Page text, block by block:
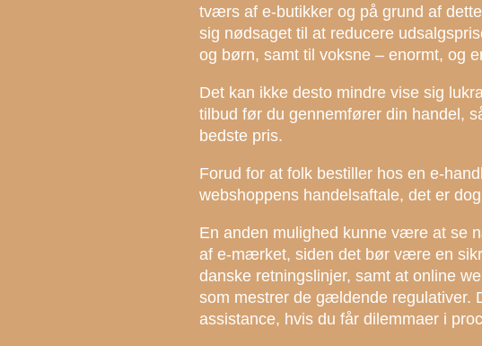
tværs af e-butikker og på grund af
sig nødsaget til at reducere
og børn, samt til voksne – enormt, og
Det kan ikke desto mindre vise sig
tilbud før du gennemfører din handel,
bedste pris.
Forud for at folk bestiller hos en e-
webshoppens handelsaftale, det er
En anden mulighed kunne være at se
af e-mærket, siden det bør være en
danske retningslinjer, samt at online
som mestrer de gældende regulativer.
assistance, hvis du får dilemmaer i